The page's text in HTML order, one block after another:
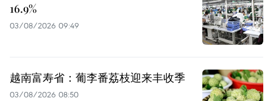
16.9%
03/08/2026 09:49
越南富寿省：葡李番荔枝迎来丰收季
03/08/2026 08:50